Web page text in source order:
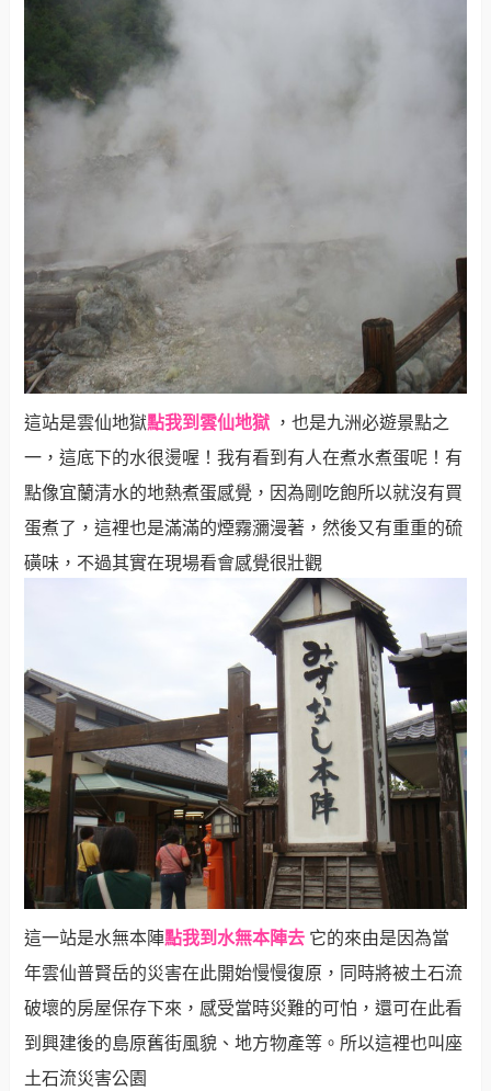
這站是雲仙地獄點我到雲仙地獄 ，也是九洲必遊景點之
一，這底下的水很燙喔！我有看到有人在煮水煮蛋呢！有
點像宜蘭清水的地熱煮蛋感覺，因為剛吃飽所以就沒有買
蛋煮了，這裡也是滿滿的煙霧瀰漫著，然後又有重重的硫
磺味，不過其實在現場看會感覺很壯觀
這一站是水無本陣點我到水無本陣去 它的來由是因為當
年雲仙普賢岳的災害在此開始慢慢復原，同時將被土石流
破壞的房屋保存下來，感受當時災難的可怕，還可在此看
到興建後的島原舊街風貌、地方物產等。所以這裡也叫座
土石流災害公園